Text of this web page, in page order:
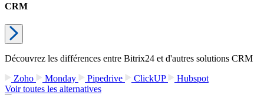
CRM
Découvrez les différences entre Bitrix24 et d'autres solutions CRM
Zoho
Monday Pipedrive ClickUP
Hubspot
Voir toutes les alternatives